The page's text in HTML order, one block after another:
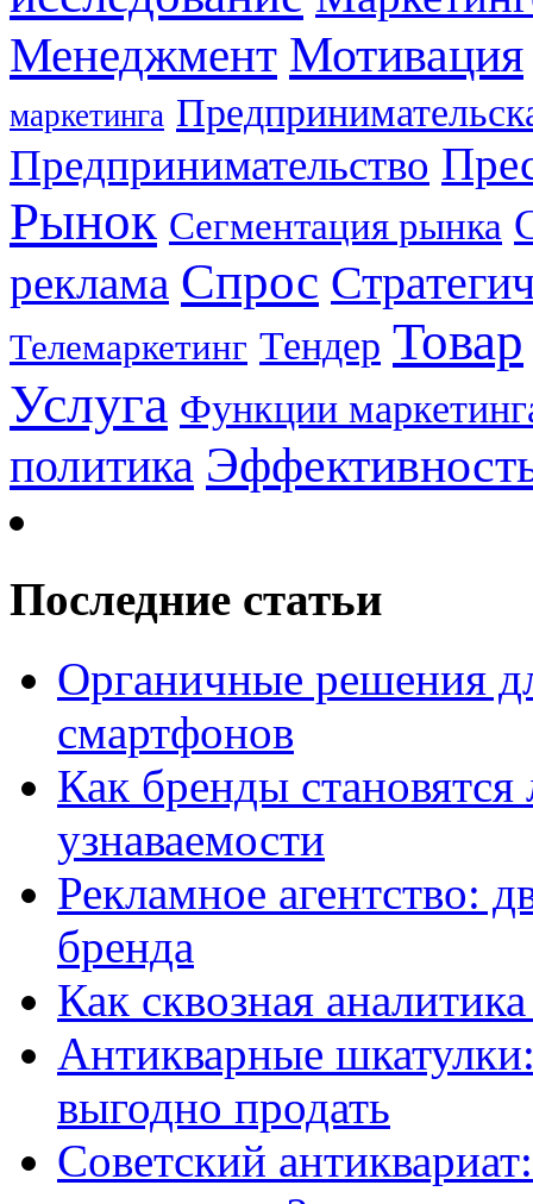
Менеджмент Мотивация
маркетинга
Предпринимательство
Рынок Сегментация рынка
реклама Спрос
Телемаркетинг Тендер Товар
Услуга Функции
политика
Последние статьи
Органичные решения
смартфонов
Как бренды
узнаваемости
Рекламное агентство:
бренда
Как сквозная
Антикварные
выгодно продать
Советский